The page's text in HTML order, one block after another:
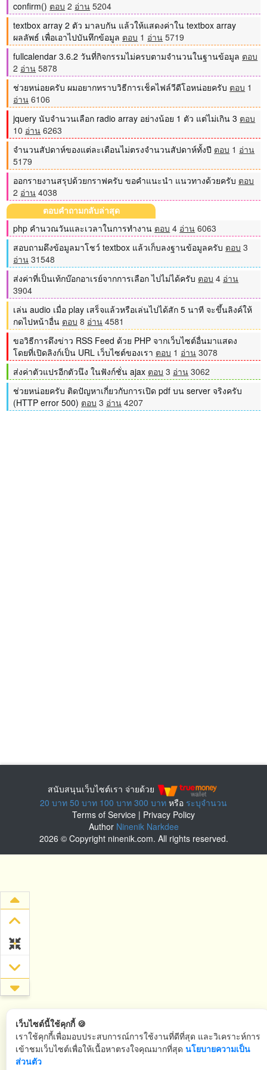
เว็บไซต์นี้ใช้คุกกี้ 🍪
เราใช้คุกกี้เพื่อมอบประสบการณ์การใช้งานที่ดีที่สุด และวิเคราะห์การ
เข้าชมเว็บไซต์เพื่อให้เนื้อหาตรงใจคุณมากที่สุด นโยบายความเป็น
ส่วนตัว
confirm() ตอบ 2 อ่าน 5204
textbox array 2 ตัว มาลบกัน แล้วให้แสดงค่าใน textbox array
ผลลัพธ์ เพื่อเอาไปบันทึกข้อมูล ตอบ 1 อ่าน 5719
fullcalendar 3.6.2 วันที่กิจกรรมไม่ครบตามจำนวนในฐานข้อมูล ตอบ
2 อ่าน 5878
ช่วยหน่อยครับ ผมอยากทราบวิธีการเช็คไฟล์วีดีโอหน่อยครับ ตอบ 1
อ่าน 6106
jquery นับจำนวนเลือก radio array อย่างน้อย 1 ตัว แต่ไม่เกิน 3 ตอบ
10 อ่าน 6263
จำนวนสัปดาห์ของแต่ละเดือนไม่ตรงจำนวนสัปดาห์ทั้งปี ตอบ 1 อ่าน
5179
ออกรายงานสรุปด้วยกราฟครับ ขอคำแนะนำ แนวทางด้วยครับ ตอบ
2 อ่าน 4038
ตอบคำถามกลับล่าสุด
php คำนวณวันและเวลาในการทำงาน ตอบ 4 อ่าน 6063
สอบถามดึงข้อมูลมาโชว์ textbox แล้วเก็บลงฐานข้อมูลครับ ตอบ 3
อ่าน 31548
ส่งค่าที่เป็นเท้กบ๊อกอาเรย์จากการเลือก ไปไม่ได้ครับ ตอบ 4 อ่าน
3904
เล่น audio เมื่อ play เสร็จแล้วหรือเล่นไปได้สัก 5 นาที จะขึ้นลิงค์ให้
กดไปหน้าอื่น ตอบ 8 อ่าน 4581
ขอวิธีการดึงข่าว RSS Feed ด้วย PHP จากเว็บไซต์อื่นมาแสดง
โดยที่เปิดลิงก์เป็น URL เว็บไซต์ของเรา ตอบ 1 อ่าน 3078
ส่งค่าตัวแปรอีกตัวนึง ในฟังก์ชั่น ajax ตอบ 3 อ่าน 3062
ช่วยหน่อยครับ ติดปัญหาเกี่ยวกับการเปิด pdf บน server จริงครับ
(HTTP error 500) ตอบ 3 อ่าน 4207
สนับสนุนเว็บไซต์เรา จ่ายด้วย
20 บาท 50 บาท 100 บาท 300 บาท หรือ ระบุจำนวน
Terms of Service | Privacy Policy
Author Ninenik Narkdee
2026 © Copyright ninenik.com. All rights reserved.